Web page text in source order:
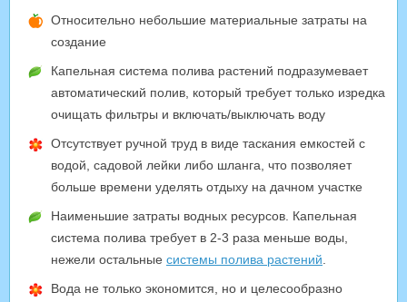
Относительно небольшие материальные затраты на
создание
Капельная система полива растений подразумевает
автоматический полив, который требует только изредка
очищать фильтры и включать/выключать воду
Отсутствует ручной труд в виде таскания емкостей с
водой, садовой лейки либо шланга, что позволяет
больше времени уделять отдыху на дачном участке
Наименьшие затраты водных ресурсов. Капельная
система полива требует в 2-3 раза меньше воды,
нежели остальные системы полива растений
Вода не только экономится, но и целесообразно